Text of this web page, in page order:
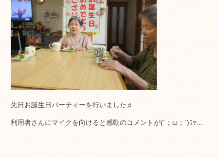
先日お誕生日パーティーを行いました♬
利用者さんにマイクを向けると感動のコメントが(´；ω；`)ｳｯ…